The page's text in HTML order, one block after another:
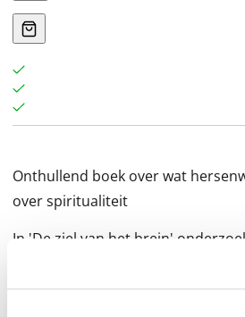
Onthullend boek over wat
over spiritualiteit
In 'De ziel van het brein'
hersenwetenschapper André
de bestseller 'Het seniorenbrein',